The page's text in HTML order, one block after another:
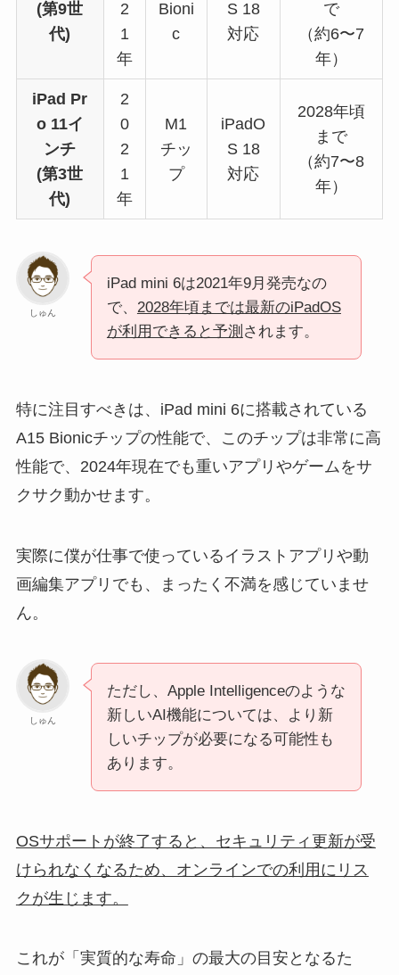
(第9世
代)
2
1
年
Bioni
c
S 18
対応
で
（約6〜7
年）
iPad Pr
o 11イ
ンチ
(第3世
代)
2
0
2
1
年
M1
チッ
プ
iPadO
S 18
対応
2028年頃
まで
（約7〜8
年）
しゅん
iPad mini 6は2021年9月発売なの
で、 2028年頃までは最新のiPadOS
が利用できると予測 されます。
特に注目すべきは、iPad mini 6に搭載されている
A15 Bionicチップの性能で、このチップは非常に高
性能で、2024年現在でも重いアプリやゲームをサ
クサク動かせます。
実際に僕が仕事で使っているイラストアプリや動
画編集アプリでも、まったく不満を感じていませ
ん。
しゅん
ただし、Apple Intelligenceのような
新しいAI機能については、より新
しいチップが必要になる可能性も
あります。
OSサポートが終了すると、セキュリティ更新が受
けられなくなるため、オンラインでの利用にリス
クが生じます。
これが「実質的な寿命」の最大の目安となるた